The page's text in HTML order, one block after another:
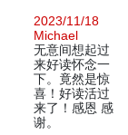
2023/11/18
Michael
无意间想起过
来好读怀念一
下。竟然是惊
喜！好读活过
来了！感恩 感
谢。